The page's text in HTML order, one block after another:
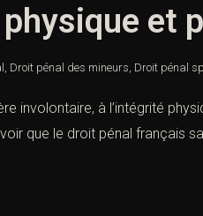
et
, Droit pénal des mineurs, Droit pénal
involontaire, à l’intégrité
que le droit pénal français